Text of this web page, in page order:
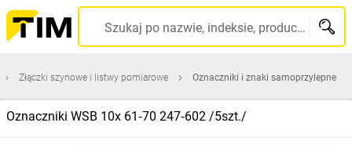
Szukaj po nazwie, indeksie, producencie, kodzie kreskowym...
Złączki szynowe i listwy pomiarowe Oznaczniki i znaki samoprzylepne
Oznaczniki WSB 10x 61‑70 247‑602 /5szt./